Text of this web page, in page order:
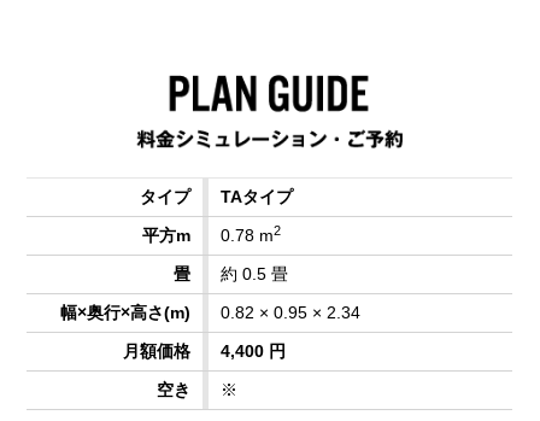
TAタイプ
0.78 m2
約 0.5 畳
0.82 × 0.95 × 2.34
4,400 円
※